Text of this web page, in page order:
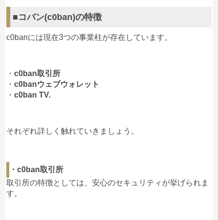
■コバン(c0ban)の特徴
c0banには現在3つの事業柱が存在しています。
・c0ban取引所
・c0banウェブウォレット
・c0ban TV.
それぞれ詳しく触れていきましょう。
・c0ban取引所
取引所の特徴としては、安心のセキュリティが挙げられま
す。